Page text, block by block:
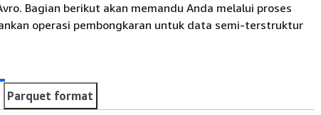
Bagian berikut akan memandu Anda melalui proses
operasi pembongkaran untuk data semi-terstruktur
Parquet format